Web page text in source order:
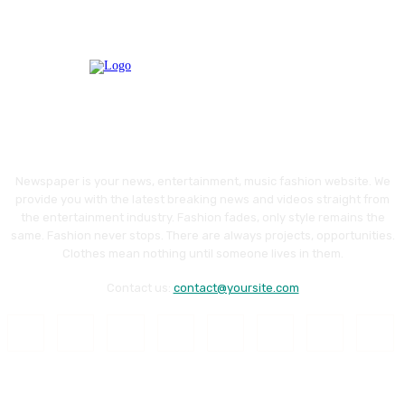
contact@yoursite.com